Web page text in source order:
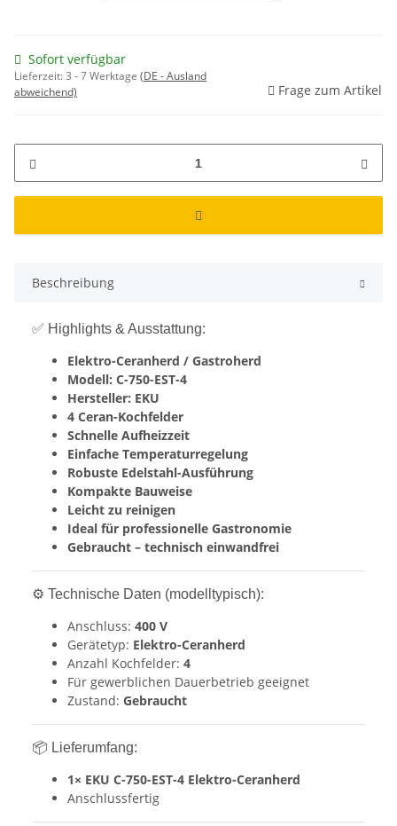
Sofort verfügbar
Lieferzeit:3 - 7 Werktage (DE - Ausland
abweichend)
Frage zum Artikel
Beschreibung
✅ Highlights & Ausstattung:
Elektro-Ceranherd / Gastroherd
Modell: C-750-EST-4
Hersteller: EKU
4 Ceran-Kochfelder
Schnelle Aufheizzeit
Einfache Temperaturregelung
Robuste Edelstahl-Ausführung
Kompakte Bauweise
Leicht zu reinigen
Ideal für professionelle Gastronomie
Gebraucht – technisch einwandfrei
⚙️ Technische Daten (modelltypisch):
Anschluss: 400 V
Gerätetyp: Elektro-Ceranherd
Anzahl Kochfelder: 4
Für gewerblichen Dauerbetrieb geeignet
Zustand: Gebraucht
📦 Lieferumfang:
1× EKU C-750-EST-4 Elektro-Ceranherd
Anschlussfertig